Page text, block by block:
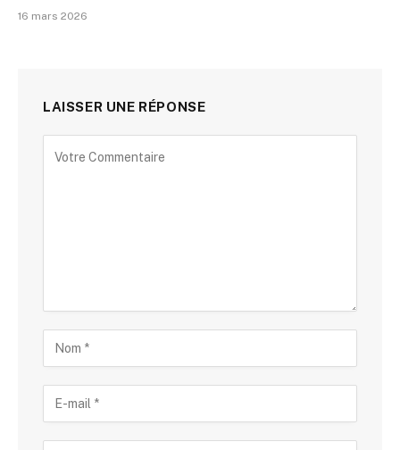
16 mars 2026
LAISSER UNE RÉPONSE